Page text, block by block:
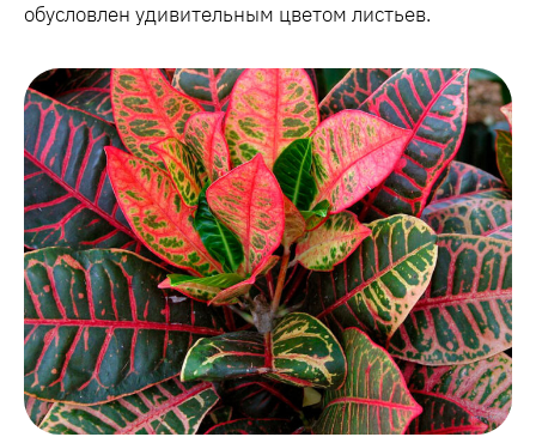
обусловлен удивительным цветом листьев.